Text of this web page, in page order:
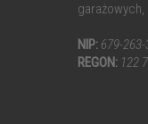
garażowych,
NIP: 679-
REGON: 122